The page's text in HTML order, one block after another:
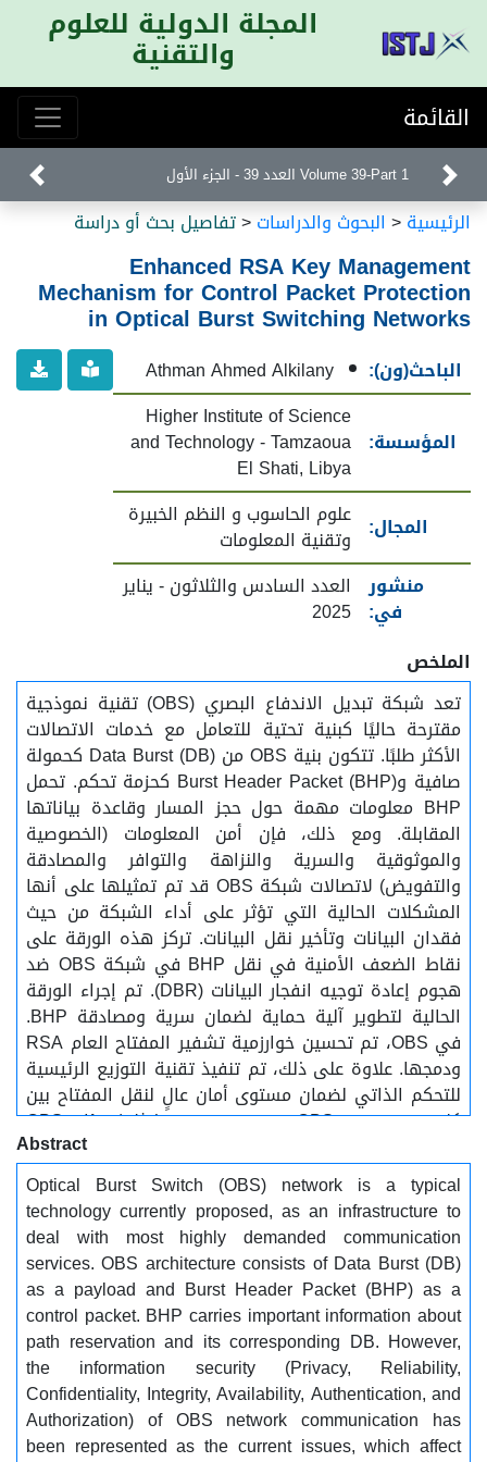
المجلة الدولية للعلوم
والتقنية
القائمة
Volume 39-Part 1 العدد 39 - الجزء الأول
الرئيسية< البحوث والدراسات<تفاصيل بحث أو دراسة
Enhanced RSA Key Management
Mechanism for Control Packet Protection
in Optical Burst Switching Networks
الباحث(ون): Athman Ahmed Alkilany
المؤسسة:
Higher Institute of Science
and Technology - Tamzaoua
El Shati, Libya
المجال: علوم الحاسوب و النظم الخبيرة
وتقنية المعلومات
منشور
في:
العدد السادس والثلاثون - يناير
2025
الملخص
تعد شبكة تبديل الاندفاع البصري (OBS) تقنية نموذجية
مقترحة حاليًا كبنية تحتية للتعامل مع خدمات الاتصالات
الأكثر طلبًا. تتكون بنية OBS من Data Burst (DB) كحمولة
صافية وBurst Header Packet (BHP) كحزمة تحكم. تحمل
BHP معلومات مهمة حول حجز المسار وقاعدة بياناتها
المقابلة. ومع ذلك، فإن أمن المعلومات (الخصوصية
والموثوقية والسرية والنزاهة والتوافر والمصادقة
والتفويض) لاتصالات شبكة OBS قد تم تمثيلها على أنها
المشكلات الحالية التي تؤثر على أداء الشبكة من حيث
فقدان البيانات وتأخير نقل البيانات. تركز هذه الورقة على
نقاط الضعف الأمنية في نقل BHP في شبكة OBS ضد
هجوم إعادة توجيه انفجار البيانات (DBR). تم إجراء الورقة
الحالية لتطوير آلية حماية لضمان سرية ومصادقة BHP.
في OBS، تم تحسين خوارزمية تشفير المفتاح العام RSA
ودمجها. علاوة على ذلك، تم تنفيذ تقنية التوزيع الرئيسية
للتحكم الذاتي لضمان مستوى أمان عالٍ لنقل المفتاح بين
كل زوج من عقد OBS. تم تصميم وتنفيذ ثلاث بيئات OBS
مختلفة. تم إنشاء هذه البيئات على أساس ثلاثة مفاهيم
مختلفة؛ طوبولوجيا OBS بدون إجراءات أمنية وبدون
هجمات أمنية، وطوبولوجيا OBS ضمن الهجمات الأمنية
بدون إجراءات أمنية، وطوبولوجيا OBS ضمن الهجمات
الأمنية مع الإجراءات الأمنية. تستند النتائج التي تم الحصول
عليها إلى نسبة خسارة الاندفاع، والإنتاجية، ومتوسط
نسبة التأخير. أثبتت هذه النتيجة بنجاح مصداقية وكفاءة
تقنية حماية حزمة التحكم (CPPT-OBS) لمنع هجوم
DBR................. الكلمات المفتاحية:............ OBS - التبديل
البصري للانفجار, DB - انفجار البيانات, BHP - حزمة رأس
الاندفاع, DBR - إعادة توجيه انفجار البيانات, RSA -
خوارزمية التشفير, CPPT - تقنية حماية حزم التحكم
Abstract
Optical Burst Switch (OBS) network is a typical
technology currently proposed, as an infrastructure to
deal with most highly demanded communication
services. OBS architecture consists of Data Burst (DB)
as a payload and Burst Header Packet (BHP) as a
control packet. BHP carries important information about
path reservation and its corresponding DB. However,
the information security (Privacy, Reliability,
Confidentiality, Integrity, Availability, Authentication, and
Authorization) of OBS network communication has
been represented as the current issues, which affect